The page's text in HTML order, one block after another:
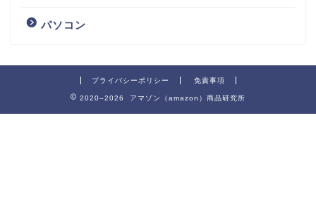
パソコン
プライバシーポリシー 免責事項
2020–2026 アマゾン（amazon）商品研究所